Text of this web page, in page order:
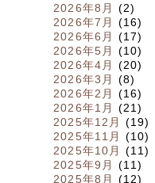
2026年8月
(2)
2026年7月
(16)
2026年6月
(17)
2026年5月
(10)
2026年4月
(20)
2026年3月
(8)
2026年2月
(16)
2026年1月
(21)
2025年12月
(19)
2025年11月
(10)
2025年10月
(11)
2025年9月
(11)
2025年8月
(12)